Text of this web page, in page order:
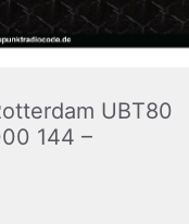
UBT80
144 –